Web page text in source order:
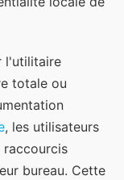
l'utilitaire
totale ou
, les utilisateurs
bureau. Cette